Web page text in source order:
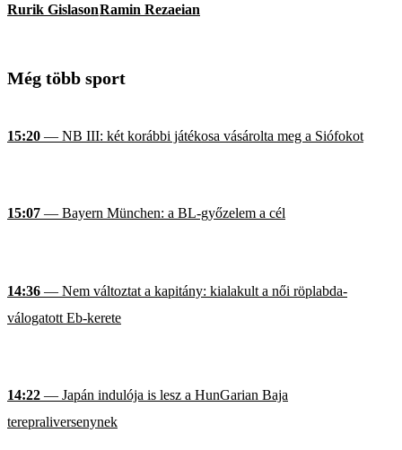
Rurik GislasonRamin Rezaeian
Még több sport
15:20 — NB III: két korábbi játékosa vásárolta meg a Siófokot
15:07 — Bayern München: a BL-győzelem a cél
14:36 — Nem változtat a kapitány: kialakult a női röplabda-
válogatott Eb-kerete
14:22 — Japán indulója is lesz a HunGarian Baja
terepraliversenynek